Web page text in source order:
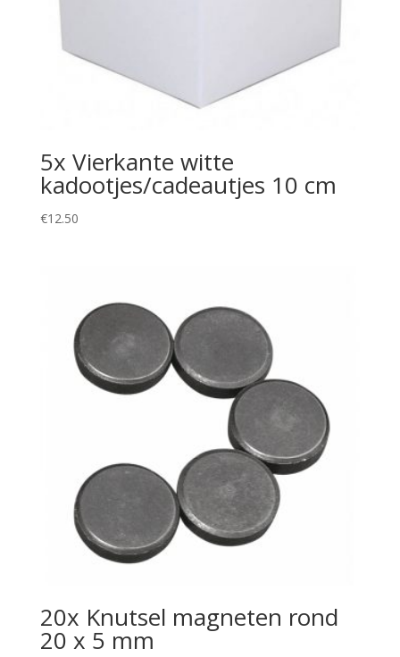
5x Vierkante witte
kadootjes/cadeautjes 10 cm
€12.50
20x Knutsel magneten rond
20 x 5 mm